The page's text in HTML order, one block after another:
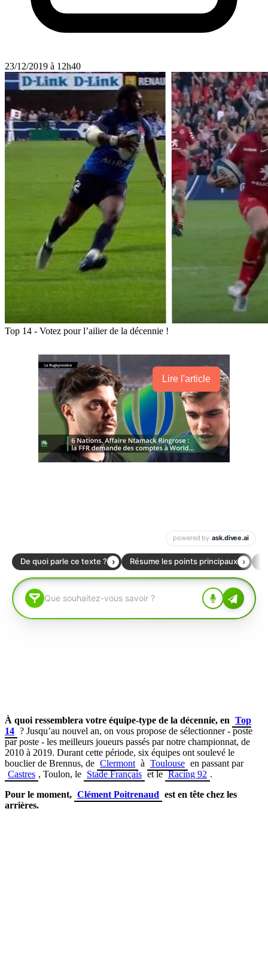
23/12/2019 à 12h40
Top 14 - Votez pour l’ailier de la décennie !
Lire l'article
À quoi ressemblera votre équipe-type de la décennie, en Top
14 ? Jusqu’au nouvel an, on vous propose de sélectionner - poste
par poste - les meilleurs joueurs passés par notre championnat, de
2010 à 2019. Durant cette période, six équipes ont soulevé le
bouclier de Brennus, de Clermont à Toulouse en passant par
Castres , Toulon, le Stade Français et le Racing 92 .
Pour le moment, Clément Poitrenaud est en tête chez les
arrières.